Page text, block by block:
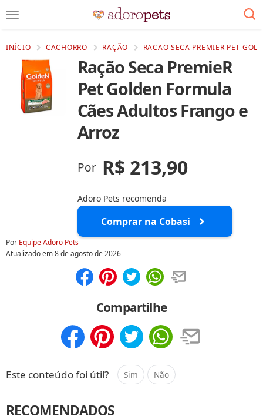
INÍCIO CACHORRO RAÇÃO RACAO SECA PREMIER PET
Ração Seca PremieR
Pet Golden Formula
Cães Adultos Frango e
Arroz
Por R$ 213,90
Adoro Pets recomenda
Comprar na Cobasi
Por Equipe Adoro Pets
Atualizado em8 de agosto de 2026
Compartilhe
Este conteúdo foi útil? Sim Não
RECOMENDADOS